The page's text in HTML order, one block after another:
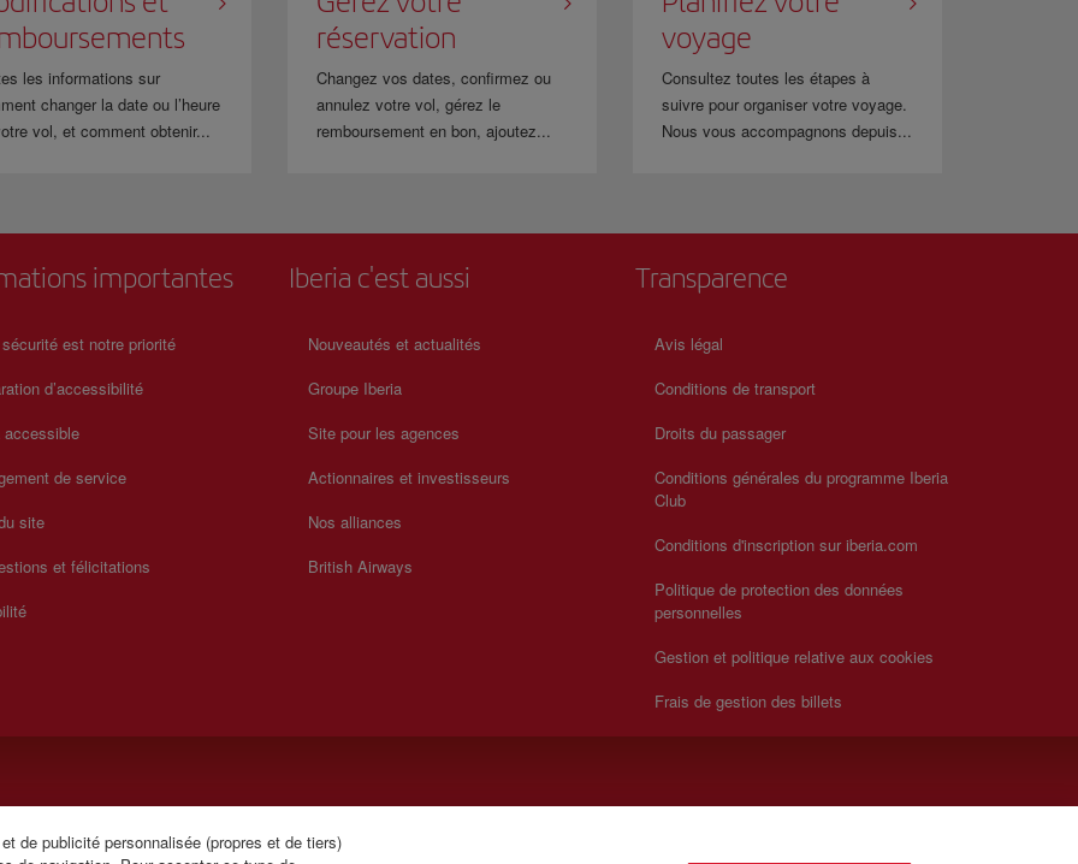
les informations sur
changer la date ou l’heure
vol, et comment obtenir...
réservation
Changez vos dates, confirmez ou
annulez votre vol, gérez le
remboursement en bon, ajoutez...
voyage
Consultez toutes les étapes à
suivre pour organiser votre voyage.
Nous vous accompagnons depuis...
importantes
est notre priorité
d’accessibilité
accessible
de service
site
et félicitations
Iberia c'est aussi
Nouveautés et actualités
Groupe Iberia
Site pour les agences
Actionnaires et investisseurs
Nos alliances
British Airways
Transparence
Avis légal
Conditions de transport
Droits du passager
Conditions générales du programme Iberia
Club
Conditions d'inscription sur iberia.com
Politique de protection des données
personnelles
Gestion et politique relative aux cookies
Frais de gestion des billets
Du lundi au dimanche de 00h00 à 24h00 (anglais et espagnol)
de publicité personnalisée (propres et de tiers)